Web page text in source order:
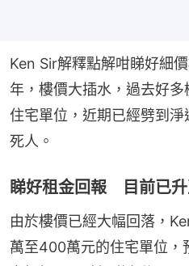
Ken Sir解釋點解咁睇好細
年，樓價大插水，過去好
住宅單位，近期已經劈到
死人。
睇好租金回報 目前已
由於樓價已經大幅回落，
萬至400萬元的住宅單位，